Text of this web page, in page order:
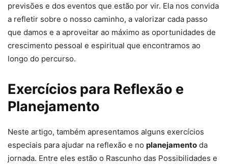
previsões e dos eventos que estão por vir. Ela nos convida
a refletir sobre o nosso caminho, a valorizar cada passo
que damos e a aproveitar ao máximo as oportunidades de
crescimento pessoal e espiritual que encontramos ao
longo do percurso.
Exercícios para Reflexão e
Planejamento
Neste artigo, também apresentamos alguns exercícios
especiais para ajudar na reflexão e no planejamento da
jornada. Entre eles estão o Rascunho das Possibilidades e